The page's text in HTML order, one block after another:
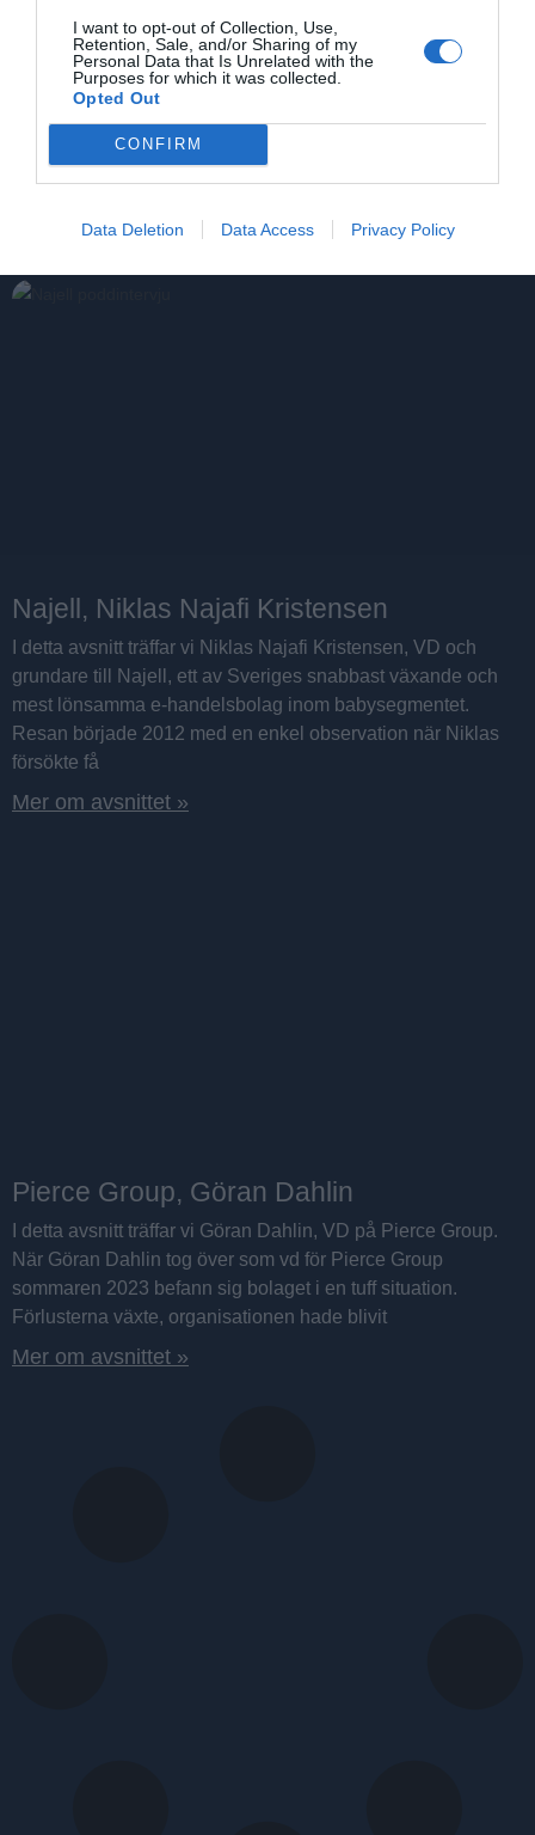
I want to opt-out of Collection, Use,
Retention, Sale, and/or Sharing of my
Personal Data that Is Unrelated with the
Purposes for which it was collected.
Opted Out
CONFIRM
Data Deletion Data Access Privacy Policy
Christer Pettersson, E-handel och Tillväxt
Väx din E-handel, Tips för att lyckas I detta avsnitt pratar vi
med Christer Pettersson, e-handelsexpert och författare till
tolv böcker, varav flera handlar om e-handel och försäljning.
Han är nu aktuell med boken E-handel
Mer om avsnittet »
Najell, Niklas Najafi Kristensen
I detta avsnitt träffar vi Niklas Najafi Kristensen, VD och
grundare till Najell, ett av Sveriges snabbast växande och
mest lönsamma e-handelsbolag inom babysegmentet.
Resan började 2012 med en enkel observation när Niklas
försökte få
Mer om avsnittet »
Pierce Group, Göran Dahlin
I detta avsnitt träffar vi Göran Dahlin, VD på Pierce Group.
När Göran Dahlin tog över som vd för Pierce Group
sommaren 2023 befann sig bolaget i en tuff situation.
Förlusterna växte, organisationen hade blivit
Mer om avsnittet »